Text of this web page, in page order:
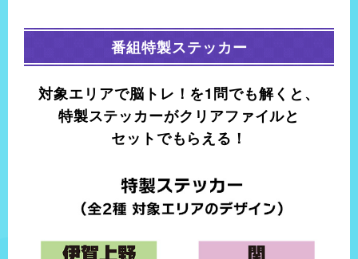
今年8月オープン！忍者体験のテーマパーク
伊賀流忍者体験施設 万川集海
住所
三重県伊賀市上野丸之内29
年末年始（2025年は12月29日～1月1日まで休業）
4代目のご主人が作る三重県伝統工芸品
桶重
住所
三重県亀山市関町中町474-1
定休日
番組特製ステッカー
対象エリアで脳トレ！を1問でも解くと、
特製ステッカーがクリアファイルと
セットでもらえる！